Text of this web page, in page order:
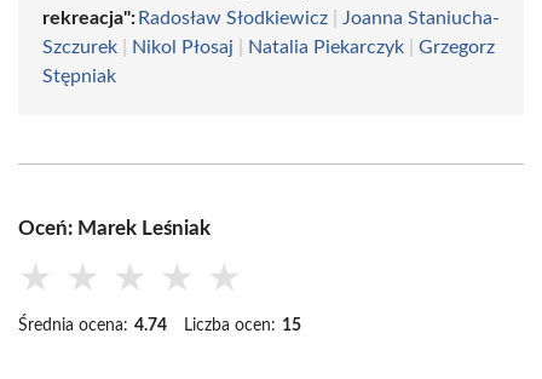
rekreacja": Radosław Słodkiewicz
Joanna Staniucha-
Szczurek
Nikol Płosaj Natalia Piekarczyk
Grzegorz
Stępniak
Oceń: Marek Leśniak
★ ★ ★ ★ ★
Średnia ocena: 4.74 Liczba ocen: 15